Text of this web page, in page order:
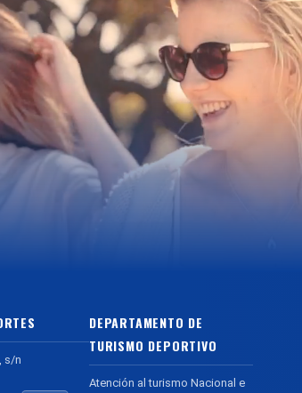
s/n
DEPARTAMENTO DE
TURISMO DEPORTIVO
Atención al turismo Nacional e